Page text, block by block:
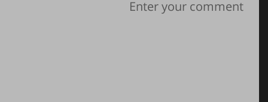
גללו מטה והשאירו ליקרים